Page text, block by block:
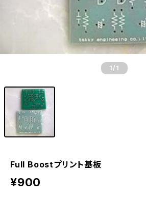
1 /1
Full Boostプリント基板
¥900